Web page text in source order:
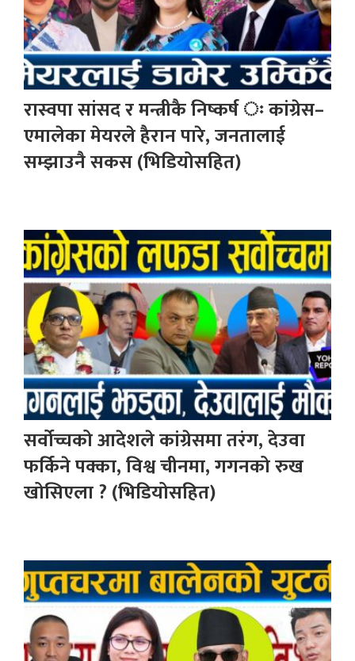
रास्वपा सांसद र मन्त्रीकै निष्कर्ष ः कांग्रेस–
एमालेका मेयरले हैरान पारे, जनतालाई
सम्झाउनै सकस (भिडियोसहित)
सर्वोच्चको आदेशले कांग्रेसमा तरंग, देउवा
फर्किने पक्का, विश्व चीनमा, गगनको रुख
खोसिएला ? (भिडियोसहित)